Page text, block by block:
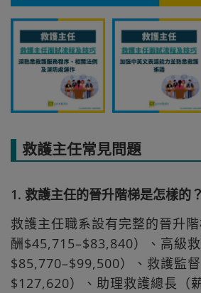
救護主任常見問題
1. 救護主任的晉升階梯是怎樣的？
救護主任職系設有完整的晉升
酬$45,715–$83,840）、高級
$85,770–$99,500）、救護監
$127,620）、助理救護總長（